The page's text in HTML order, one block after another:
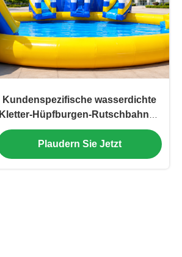
Kundenspezifische wasserdichte
Kletter-Hüpfburgen-Rutschbahnen
für Wasserparks
Plaudern Sie Jetzt